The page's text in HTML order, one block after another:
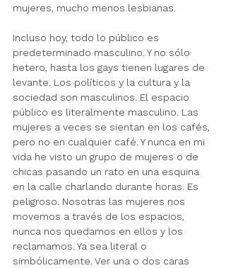
mujeres, mucho menos lesbianas.
Incluso hoy, todo lo público es
predeterminado masculino. Y no sólo
hetero, hasta los gays tienen lugares de
levante. Los políticos y la cultura y la
sociedad son masculinos. El espacio
público es literalmente masculino. Las
mujeres a veces se sientan en los cafés,
pero no en cualquier café. Y nunca en mi
vida he visto un grupo de mujeres o de
chicas pasando un rato en una esquina
en la calle charlando durante horas. Es
peligroso. Nosotras las mujeres nos
movemos a través de los espacios,
nunca nos quedamos en ellos y los
reclamamos. Ya sea literal o
simbólicamente. Ver una o dos caras